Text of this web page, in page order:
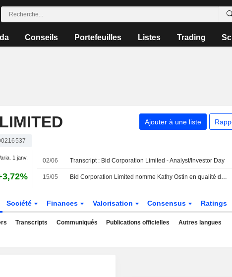
Conseils Portefeuilles Listes Trading
Ajouter à une liste
1 janv. 02/06 Transcript : Bid Corporation Limited - Analyst/Investor Day
15/05 Bid Corporation Limited nomme Kathy Ostin en qualité d'administrateur non exécutif indépendant et membre du comité d'audit et des risques, avec effet au 15 mai 2026
Société Finances Valorisation Consensus Ratings
Transcripts Communiqués Publications officielles Autres langues